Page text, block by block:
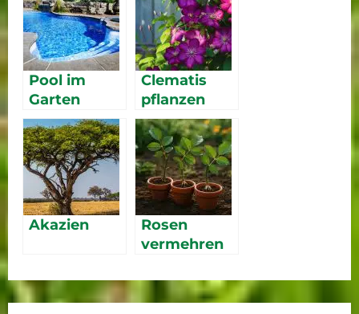
Pool im
Garten
Clematis
pflanzen
Akazien
Rosen
vermehren